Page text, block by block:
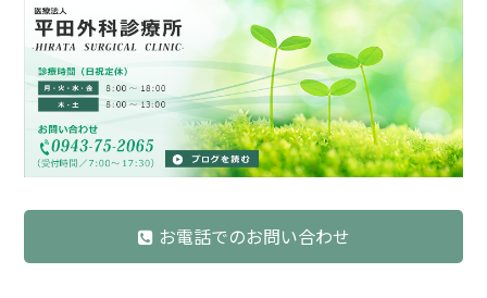
お電話でのお問い合わせ